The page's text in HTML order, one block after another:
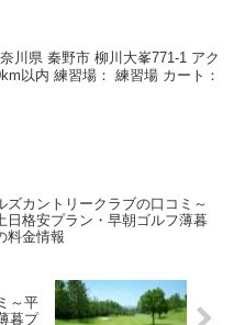
川県 秦野市 柳川大峯771-1 アク
以内 練習場： 練習場 カート：
ズカントリークラブの口コミ～
日格安プラン・早朝ゴルフ薄暮
料金情報
～平
暮プ